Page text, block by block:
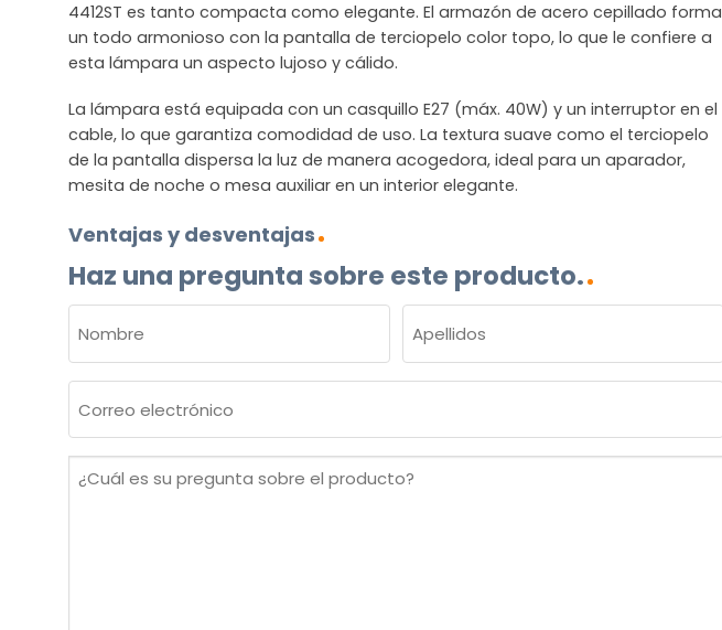
4412ST es tanto compacta como elegante. El armazón de acero cepillado forma
un todo armonioso con la pantalla de terciopelo color topo, lo que le confiere a
esta lámpara un aspecto lujoso y cálido.
La lámpara está equipada con un casquillo E27 (máx. 40W) y un interruptor en el
cable, lo que garantiza comodidad de uso. La textura suave como el terciopelo
de la pantalla dispersa la luz de manera acogedora, ideal para un aparador,
mesita de noche o mesa auxiliar en un interior elegante.
Ventajas y desventajas
Haz una pregunta sobre este producto.
(OBLIGATORIO)
Nombre Apellidos
electrónico
¿Cuál